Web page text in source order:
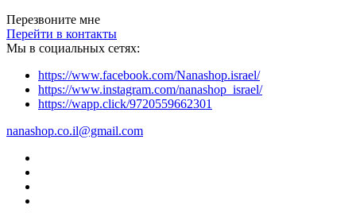
Перезвоните мне
Перейти в контакты
Мы в социальных сетях:
https://www.facebook.com/Nanashop.israel/
https://www.instagram.com/nanashop_israel/
https://wapp.click/9720559662301
nanashop.co.il@gmail.com